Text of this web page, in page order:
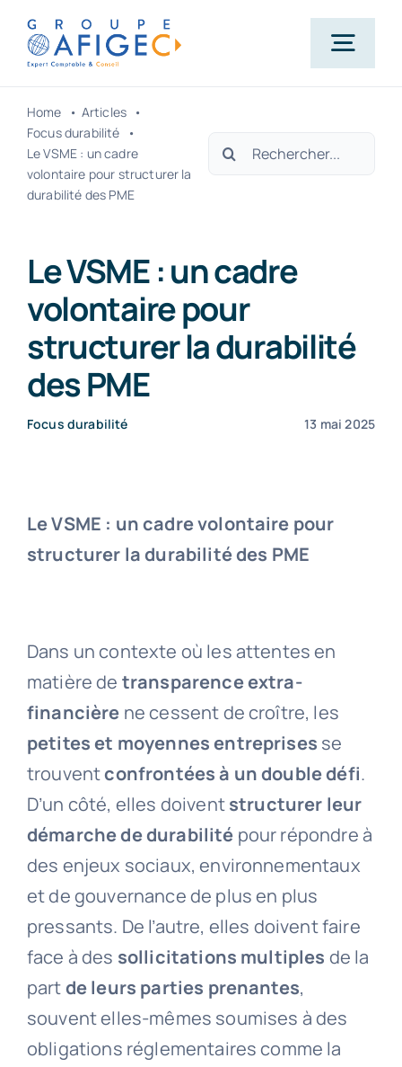
Passer
contenu
Qui-sommes-nous ?
Actualités
Home
Articles
Focus durabilité
Le VSME : un cadre
volontaire pour structurer la
durabilité des PME
Rechercher:
Le VSME : un cadre
volontaire pour
structurer la durabilité
des PME
Focus durabilité 13 mai 2025
Le VSME : un cadre volontaire pour
structurer la durabilité des PME
Dans un contexte où les attentes en
matière de transparence extra-
financière ne cessent de croître, les
petites et moyennes entreprises se
trouventconfrontées à un double défi.
D’un côté, elles doiventstructurer leur
démarche de durabilité pour répondre à
des enjeux sociaux, environnementaux
et de gouvernance de plus en plus
pressants. De l’autre, elles doivent faire
face à des sollicitations multiples de la
partde leurs parties prenantes,
souvent elles-mêmes soumises à des
obligations réglementaires comme la